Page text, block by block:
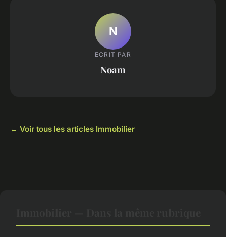
N
ECRIT PAR
Noam
← Voir tous les articles Immobilier